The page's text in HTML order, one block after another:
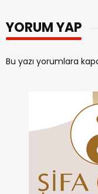
YORUM YAP
Bu yazı yorumlara